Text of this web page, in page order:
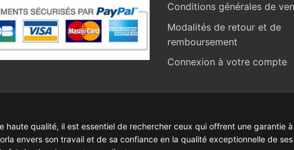
Conditions générales de
Modalités de retour et de
remboursement
Connexion à votre compte
haute qualité, il est essentiel de rechercher ceux qui offrent une garantie
envers son travail et de sa confiance en la qualité exceptionnelle de